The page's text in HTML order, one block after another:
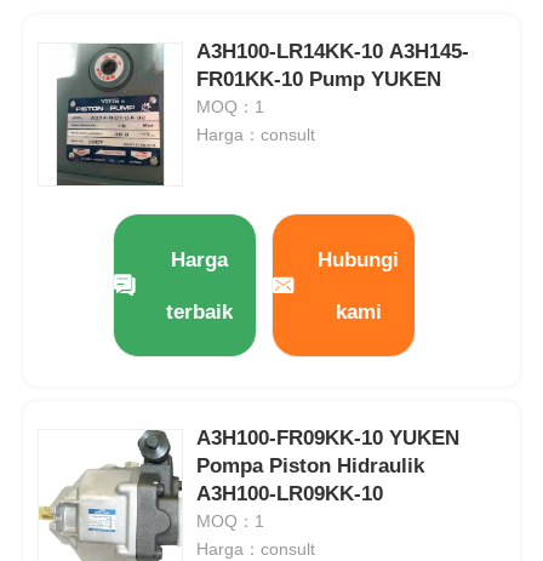
A3H100-LR14KK-10 A3H145-
FR01KK-10 Pump YUKEN
MOQ：1
Harga：consult
Harga
terbaik
Hubungi
kami
A3H100-FR09KK-10 YUKEN
Pompa Piston Hidraulik
A3H100-LR09KK-10
MOQ：1
Harga：consult